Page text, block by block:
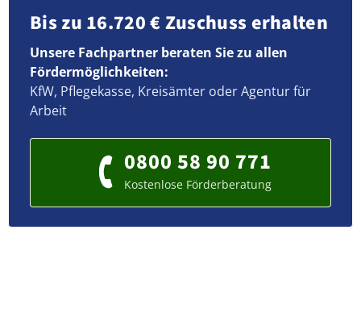
Bis zu 16.720 € Zuschuss erhalten
Unsere Fachpartner beraten Sie zu allen
Fördermöglichkeiten:
KfW, Pflegekasse, Kreisämter oder Agentur für
Arbeit
0800 58 90 771
Kostenlose Förderberatung